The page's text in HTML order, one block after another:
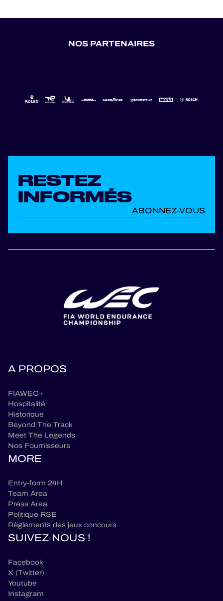
NOS PARTENAIRES
RESTEZ
INFORMÉS
ABONNEZ-VOUS
A PROPOS
FIAWEC+
Hospitalité
Historique
Beyond The Track
Meet The Legends
Nos Fournisseurs
MORE
Entry-form 24H
Team Area
Press Area
Politique RSE
Règlements des jeux concours
SUIVEZ NOUS !
Facebook
X (Twitter)
Youtube
Instagram